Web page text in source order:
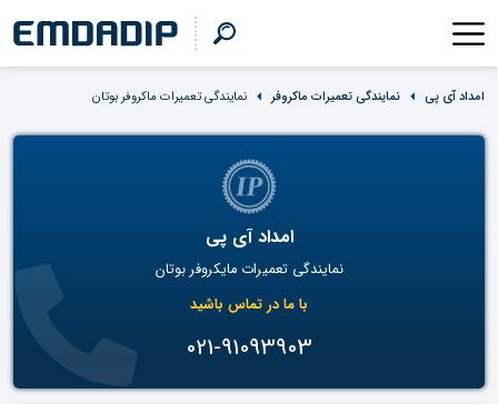
امداد آی پی نمایندگی تعمیرات ماکروفر نمایندگی تعمیرات ماکروفر بوتان
امداد آی پی
نمایندگی تعمیرات مایکروفر بوتان
با ما در تماس باشید
021-91093903